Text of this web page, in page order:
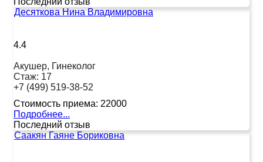
Десяткова Нина Владимировна
4.4
Акушер, Гинеколог
Стаж: 17
+7 (499) 519-38-52
Стоимость приема: 22000
Подробнее...
Последний отзыв
Саакян Гаяне Бориковна